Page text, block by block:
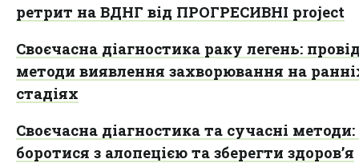
ретрит на ВДНГ від ПРОГРЕСИВНІ project
Своєчасна діагностика раку легень:
методи виявлення захворювання на
стадіях
Своєчасна діагностика та сучасні
боротися з алопецією та зберегти здоров’я